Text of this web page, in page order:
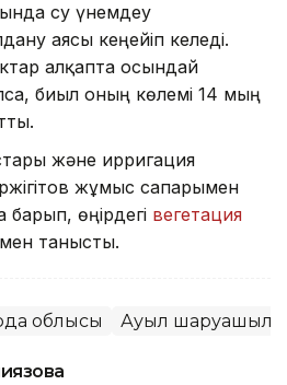
су үнемдеу
аясы кеңейіп келеді.
алқапта осындай
биыл оның көлемі 14 мың
және ирригация
жұмыс сапарымен
өңірдегі вегетация
танысты.
облысы Ауыл